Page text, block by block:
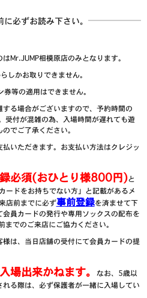
に必ずお読み下さい。
Mr.JUMP相模原店のみとなります。
しかお取りできません。
等の適用はできません。
る場合がございますので、予約時間の
受付が混雑の為、入場時間が遅れても遊
でご了承ください。
いただきます。お支払い方法はクレジッ
必須(おひとり様800円)と
ードをお持ちでない方」と記載があるメ
店前までに必ず事前登録を済ませて下
員カードの発行や専用ソックスの配布を
でのご来店にご協力ください。
は、当日店舗の受付にて会員カードの提
場出来かねます。
なお、5歳以
る際は、必ず保護者が一緒に入場してい